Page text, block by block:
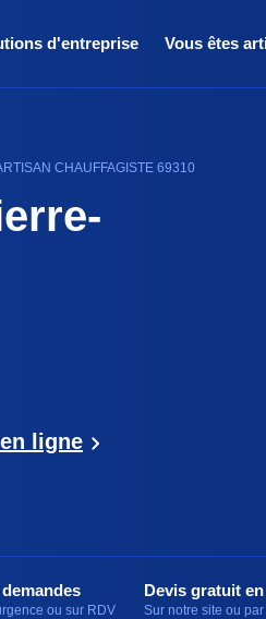
d'entreprise Vous êtes
CHAUFFAGISTE 69310
ligne
ou sur RDV
Devis gratuit
Sur notre site ou